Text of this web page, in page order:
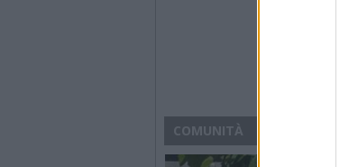
COMUNITÀ